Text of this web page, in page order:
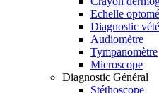
Echelle
Diagnostic
Audiomètre
Tympanomètre
Microscope
Diagnostic Général
Stéthoscope